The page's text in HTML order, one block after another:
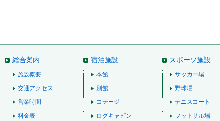
総合案内
施設概要
交通アクセス
営業時間
料金表
宿泊施設
本館
別館
コテージ
ログキャビン
スポーツ施設
サッカー場
野球場
テニスコート
フットサル場